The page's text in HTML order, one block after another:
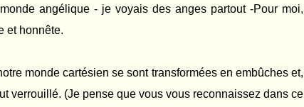
angélique - je voyais des anges partout -Pour moi,
et honnête.
monde cartésien se sont transformées en embûches et,
verrouillé. (Je pense que vous vous reconnaissez dans ce